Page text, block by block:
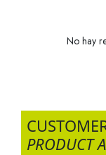
No hay
PRODUCT